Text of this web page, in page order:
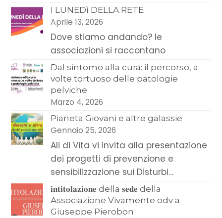
I LUNEDì DELLA RETE
Aprile 13, 2026
Dove stiamo andando? le
associazioni si raccontano
Dal sintomo alla cura: il percorso, a
volte tortuoso delle patologie
pelviche
Marzo 4, 2026
Pianeta Giovani e altre galassie
Gennaio 25, 2026
Ali di Vita vi invita alla presentazione
dei progetti di prevenzione e
sensibilizzazione sui Disturbi…
𝐢𝐧𝐭𝐢𝐭𝐨𝐥𝐚𝐳𝐢𝐨𝐧𝐞 della 𝐬𝐞𝐝𝐞 della
Associazione Vivamente odv a
Giuseppe Pierobon